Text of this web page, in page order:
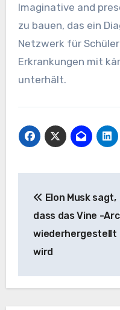
Imaginative and
zu bauen, das ein
Netzwerk für
Erkrankungen mit
unterhält.
Navigation
Elon Musk sagt,
dass das Vine -
wiederhergestellt
wird